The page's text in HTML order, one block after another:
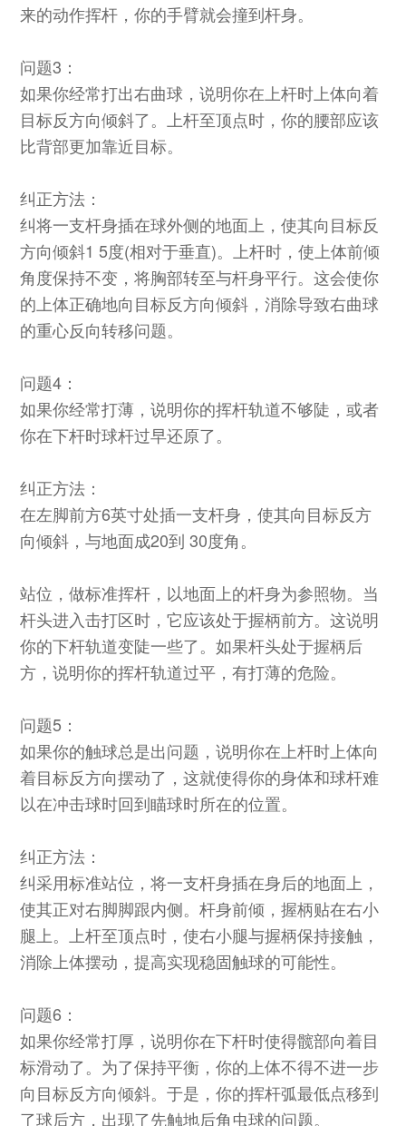
来的动作挥杆，你的手臂就会撞到杆身。
问题3：
如果你经常打出右曲球，说明你在上杆时上体向着
目标反方向倾斜了。上杆至顶点时，你的腰部应该
比背部更加靠近目标。
纠正方法：
纠将一支杆身插在球外侧的地面上，使其向目标反
方向倾斜1 5度(相对于垂直)。上杆时，使上体前倾
角度保持不变，将胸部转至与杆身平行。这会使你
的上体正确地向目标反方向倾斜，消除导致右曲球
的重心反向转移问题。
问题4：
如果你经常打薄，说明你的挥杆轨道不够陡，或者
你在下杆时球杆过早还原了。
纠正方法：
在左脚前方6英寸处插一支杆身，使其向目标反方
向倾斜，与地面成20到 30度角。
站位，做标准挥杆，以地面上的杆身为参照物。当
杆头进入击打区时，它应该处于握柄前方。这说明
你的下杆轨道变陡一些了。如果杆头处于握柄后
方，说明你的挥杆轨道过平，有打薄的危险。
问题5：
如果你的触球总是出问题，说明你在上杆时上体向
着目标反方向摆动了，这就使得你的身体和球杆难
以在冲击球时回到瞄球时所在的位置。
纠正方法：
纠采用标准站位，将一支杆身插在身后的地面上，
使其正对右脚脚跟内侧。杆身前倾，握柄贴在右小
腿上。上杆至顶点时，使右小腿与握柄保持接触，
消除上体摆动，提高实现稳固触球的可能性。
问题6：
如果你经常打厚，说明你在下杆时使得髋部向着目
标滑动了。为了保持平衡，你的上体不得不进一步
向目标反方向倾斜。于是，你的挥杆弧最低点移到
了球后方，出现了先触地后角虫球的问题。